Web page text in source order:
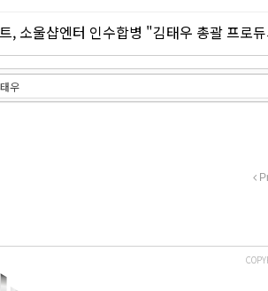
, 소울샵엔터 인수합병 "김태우 총괄 프로